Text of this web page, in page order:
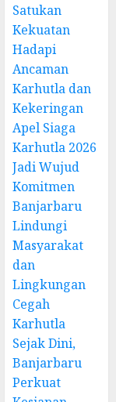
Satukan
Kekuatan
Hadapi
Ancaman
Karhutla dan
Kekeringan
Apel Siaga
Karhutla 2026
Jadi Wujud
Komitmen
Banjarbaru
Lindungi
Masyarakat
dan
Lingkungan
Cegah
Karhutla
Sejak Dini,
Banjarbaru
Perkuat